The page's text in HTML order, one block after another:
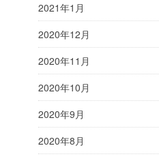
2021年1月
2020年12月
2020年11月
2020年10月
2020年9月
2020年8月